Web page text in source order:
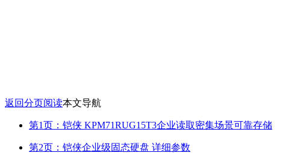
返回分页阅读本文导航
第1页：铠侠 KPM71RUG15T3企业读取密集场景可靠存储
第2页：铠侠企业级固态硬盘 详细参数